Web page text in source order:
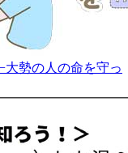
勢の人の命を守っ